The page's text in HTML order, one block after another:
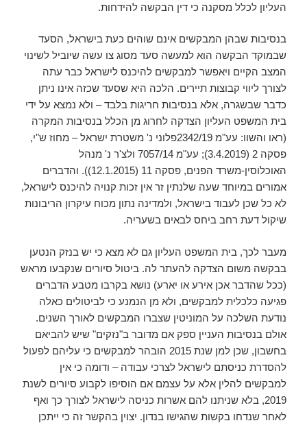
העליון לכלל מסקנה כי דין הבקשה להידחות.
בנסיבות שבהן המבקשים אינם שוהים כעת בישראל, הסעד
שבמוקד הבקשה הוא למעשה סעד מסוג צו עשה שיוביל לשינוי
המצב הקיים ויאפשר למבקשים להיכנס לישראל כבר עתה
לצורך ליווי קבוצות תיירים. הלכה היא שסעד שכזה אינו ניתן
כדבר שבשגרה, אלא בנסיבות חריגות בלבד – ולא נמצא על ידי
בית המשפט העליון הצדקה לחרוג מן הכלל בנסיבות המקרה
(ראו והשוו: עע"מ 2342/19פלוני נ' משטרת ישראל – מחוז ש"י,
פסקה 2 (3.4.2019); עע"מ 7057/14 ולצ'ר נ' מנהל
האוכלוסין-משרד הפנים, פסקה 11 (12.1.2015)). והדברים
אמורים במיוחד שעה שלנתין זר אין זכות קנויה להיכנס לישראל,
לא כל שכן לעבוד בישראל, ולמדינה נתון מכוח עיקרון הריבונות
שיקול דעת רחב ביחס לבאים בשעריה.
מעבר לכך, בית המשפט העליון גם לא מצא כי יש בנזק הנטען
בבקשה משום הצדקה להעתר לה. ביטול סיורים שנקבעו מראש
(ככל שהדבר אכן אירע או יארע) נושא בקרבו מטבע הדברים
פגיעה כלכלית למבקשים, ולא מן הנמנע כי לביטולים כאלה
נודעת השלכה על המוניטין שצברו המבקשים לאורך השנים.
אולם בנסיבות העניין ספק אם מדובר ב"נזקים" שיש להביאם
בחשבון, שכן למן שנת 2015 הובהר למבקשים כי עליהם לפעול
להסדרת כניסתם לישראל לצרכי עבודה – ודומה כי אין
למבקשים להלין אלא על עצמם אם הוסיפו לקבוע סיורים לשנת
2019, בלא שניתנו להם אשרות כניסה לישראל לצורך כך ואף
לאחר שנדחו בקשות שהגישו בנדון. יצוין בהקשר זה כי ייתכן